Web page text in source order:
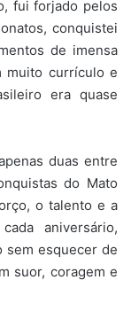
fui forjado pelos
conquistei
de imensa
muito currículo e
era quase
duas entre
do Mato
o talento e a
aniversário,
sem esquecer de
suor, coragem e